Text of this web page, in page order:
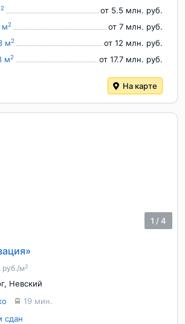
2
от 5.5 млн. руб.
м2
от 7 млн. руб.
м2
от 12 млн. руб.
м2 от 17.7 млн. руб.
На карте
1 /4
руб./м2
, Невский
сдан
19 мин.